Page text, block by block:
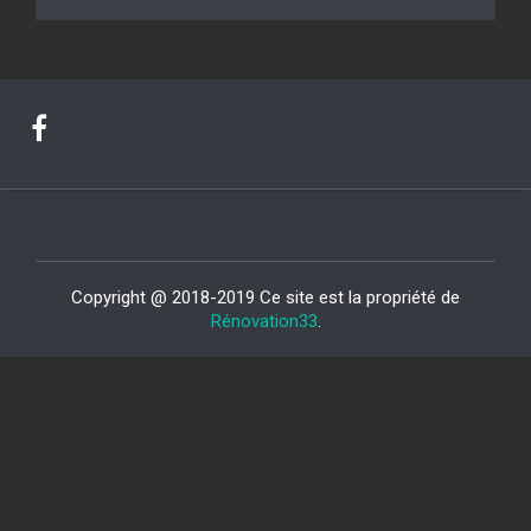
Copyright @ 2018-2019 Ce site est la propriété de
Rénovation33.